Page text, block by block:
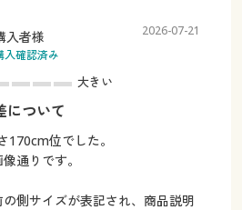
入者様
入確認済み
2026-07-21
大きい
について
位でした。
通りです。
側サイズが表記され、商品説明